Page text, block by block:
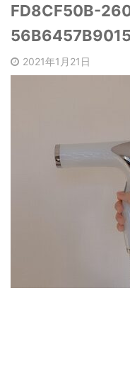
FD8CF50B-
56B6457B9015
2021年1月21日